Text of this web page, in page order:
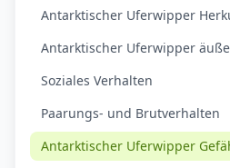
Antarktischer Uferwipper
Antarktischer Uferwipper
Soziales Verhalten
Paarungs- und Brutverhalten
Antarktischer Uferwipper